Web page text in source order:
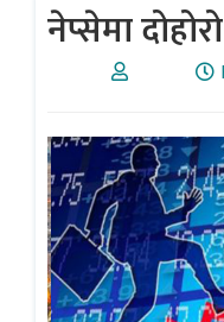
नेप्सेमा